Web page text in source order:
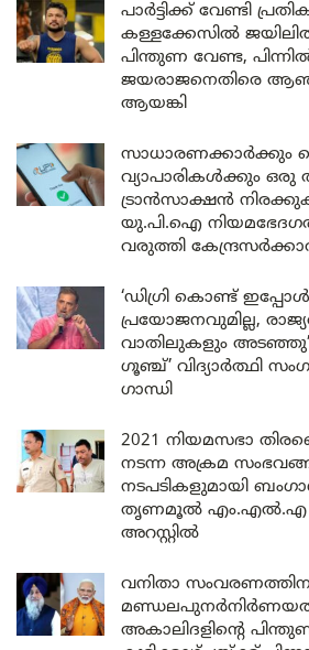
പാർട്ടിക്ക് വേണ്ടി
കള്ളക്കേസിൽ
പിന്തുണ വേണ്ട,
ജയരാജനെതിരെ
ആയങ്കി
സാധാരണക്കാർക്കും
വ്യാപാരികൾക്കും ഒരു
ട്രാൻസാക്ഷൻ
യു.പി.ഐ
വരുത്തി
‘ഡിഗ്രി കൊണ്ട്
പ്രയോജനവുമില്ല,
വാതിലുകളും അടഞ്ഞു’
ഗൂഞ്ച്’ വിദ്യാർത്ഥി
ഗാന്ധി
2021 നിയമസഭാ
നടന്ന അക്രമ
നടപടികളുമായി
തൃണമൂൽ എം.എൽ.എ
അറസ്റ്റിൽ
വനിതാ
അകാലിദളിന്റെ